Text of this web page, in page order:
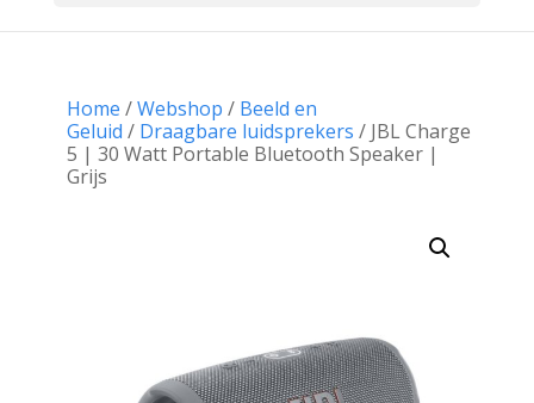
Home /Webshop / Beeld en
Geluid / Draagbare luidsprekers / JBL Charge
5 | 30 Watt Portable Bluetooth Speaker |
Grijs